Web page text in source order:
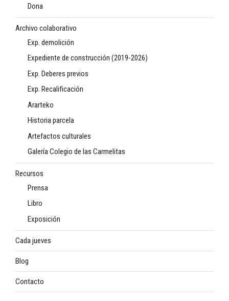
Dona
Archivo colaborativo
Exp. demolición
Expediente de construcción (2019-2026)
Exp. Deberes previos
Exp. Recalificación
Ararteko
Historia parcela
Artefactos culturales
Galería Colegio de las Carmelitas
Recursos
Prensa
Libro
Exposición
Cada jueves
Blog
Contacto